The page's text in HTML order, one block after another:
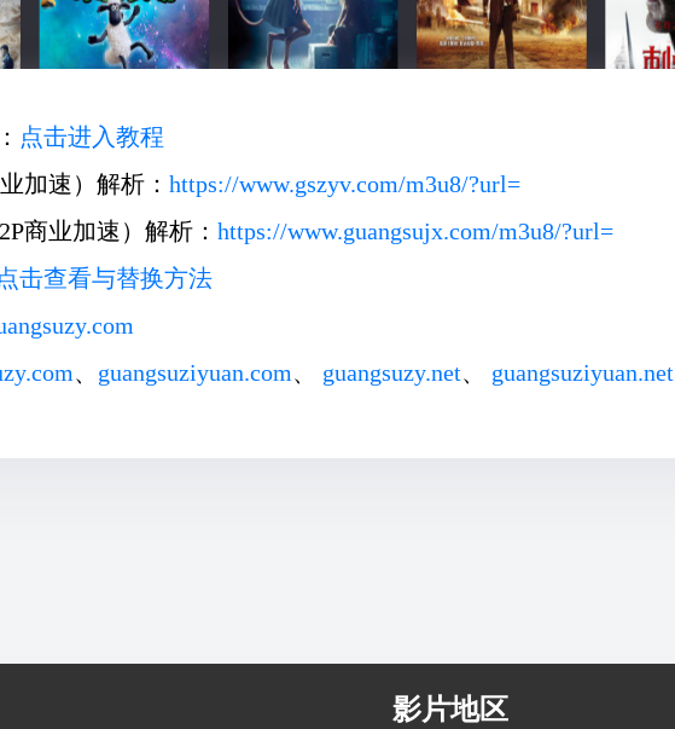
点击进入教程
加速）解析： https://www.gszyv.com/m3u8/?url=
商业加速）解析： https://www.guangsujx.com/m3u8/?url=
点击查看与替换方法
、 guangsuziyuan.com、 guangsuzy.net、 guangsuziyuan.net
影片地区